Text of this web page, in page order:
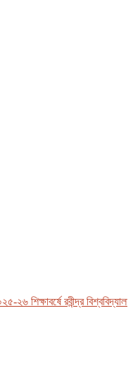
শিক্ষাবর্ষে রবীন্দ্র